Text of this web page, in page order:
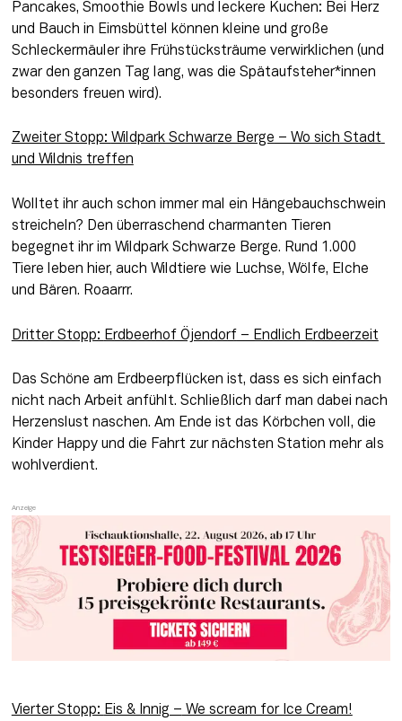
Pancakes, Smoothie Bowls und leckere Kuchen: Bei Herz
und Bauch in Eimsbüttel können kleine und große
Schleckermäuler ihre Frühstücksträume verwirklichen (und
zwar den ganzen Tag lang, was die Spätaufsteher*innen
besonders freuen wird).
Zweiter Stopp: Wildpark Schwarze Berge – Wo sich Stadt
und Wildnis treffen
Wolltet ihr auch schon immer mal ein Hängebauchschwein
streicheln? Den überraschend charmanten Tieren
begegnet ihr im Wildpark Schwarze Berge. Rund 1.000
Tiere leben hier, auch Wildtiere wie Luchse, Wölfe, Elche
und Bären. Roaarrr.
Dritter Stopp: Erdbeerhof Öjendorf – Endlich Erdbeerzeit
Das Schöne am Erdbeerpflücken ist, dass es sich einfach
nicht nach Arbeit anfühlt. Schließlich darf man dabei nach
Herzenslust naschen. Am Ende ist das Körbchen voll, die
Kinder Happy und die Fahrt zur nächsten Station mehr als
wohlverdient.
Vierter Stopp: Eis & Innig – We scream for Ice Cream!